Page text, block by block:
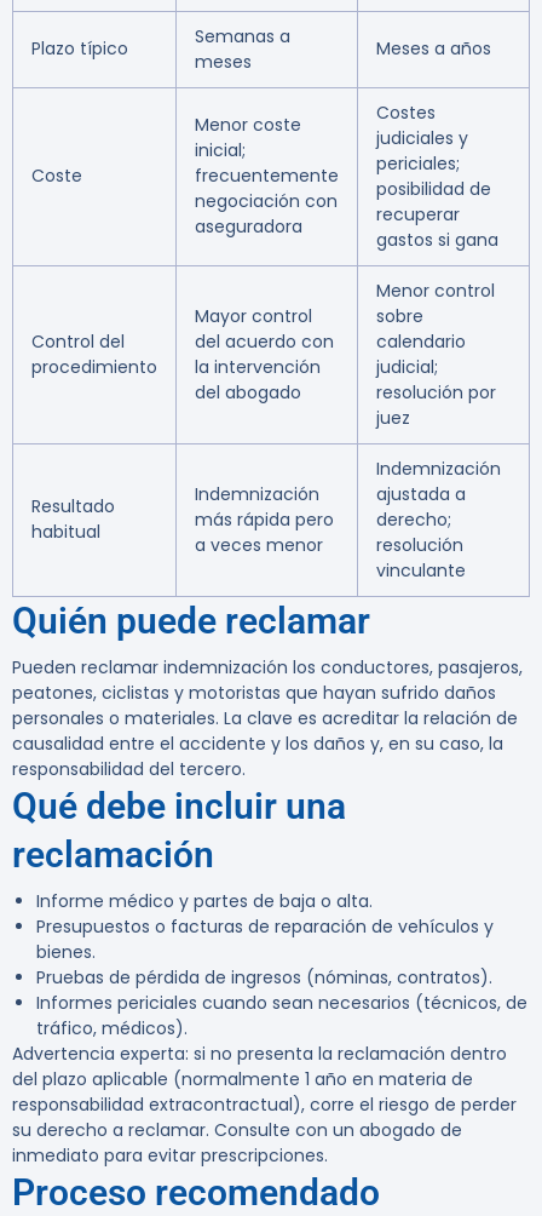
Plazo típico
Semanas a
meses
Meses a años
Coste
Menor coste
inicial;
frecuentemente
negociación con
aseguradora
Costes
judiciales y
periciales;
posibilidad de
recuperar
gastos si gana
Control del
procedimiento
Mayor control
del acuerdo con
la intervención
del abogado
Menor control
sobre
calendario
judicial;
resolución por
juez
Resultado
habitual
Indemnización
más rápida pero
a veces menor
Indemnización
ajustada a
derecho;
resolución
vinculante
Quién puede reclamar
Pueden reclamar indemnización los conductores, pasajeros,
peatones, ciclistas y motoristas que hayan sufrido daños
personales o materiales. La clave es acreditar la relación de
causalidad entre el accidente y los daños y, en su caso, la
responsabilidad del tercero.
Qué debe incluir una
reclamación
Informe médico y partes de baja o alta.
Presupuestos o facturas de reparación de vehículos y
bienes.
Pruebas de pérdida de ingresos (nóminas, contratos).
Informes periciales cuando sean necesarios (técnicos, de
tráfico, médicos).
Advertencia experta: si no presenta la reclamación dentro
del plazo aplicable (normalmente 1 año en materia de
responsabilidad extracontractual), corre el riesgo de perder
su derecho a reclamar. Consulte con un abogado de
inmediato para evitar prescripciones.
Proceso recomendado